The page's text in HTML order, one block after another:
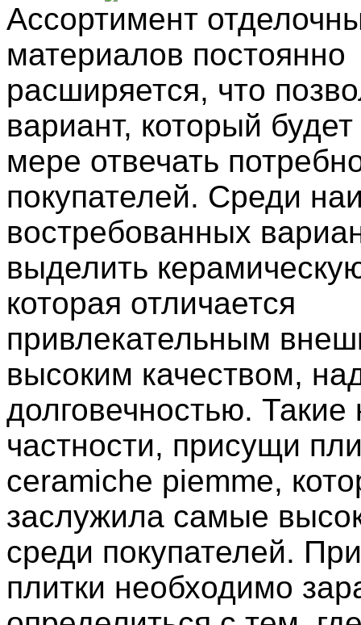
Ассортимент
материалов постоянно
расширяется, что
вариант, который
мере отвечать
покупателей. Среди
востребованных
выделить
которая отличается
привлекательным
высоким качеством,
долговечностью. Такие
частности, присущи
ceramiche piemme,
заслужила самые
среди покупателей.
плитки необходимо